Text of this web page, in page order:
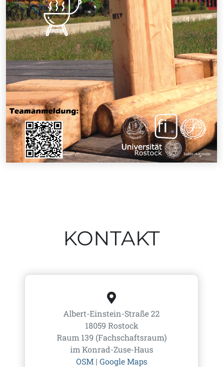
KONTAKT
Albert-Einstein-Straße 22
18059 Rostock
Raum 139 (Fachschaftsraum)
im Konrad-Zuse-Haus
OSM| Google Maps